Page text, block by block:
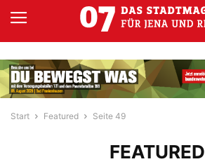
Start Featured Seite 49
FEATURED